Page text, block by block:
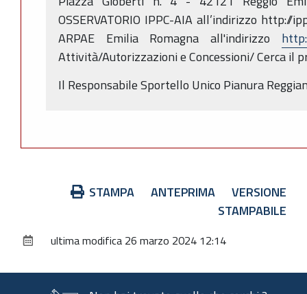
OSSERVATORIO IPPC-AIA all’indirizzo http://
ARPAE Emilia Romagna all'indirizzo
Attività/Autorizzazioni e Concessioni/ Cerca il
Il Responsabile Sportello Unico Pianura
STAMPA ANTEPRIMA
VERSIONE
STAMPABILE
ultima modifica 26 marzo 2024 12:14